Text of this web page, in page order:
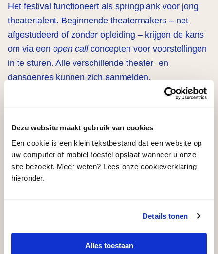
Deze website maakt gebruik van cookies
Een cookie is een klein tekstbestand dat een website op
uw computer of mobiel toestel opslaat wanneer u onze
site bezoekt. Meer weten? Lees onze cookieverklaring
hieronder.
Details tonen
Alles toestaan
Het festival functioneert als springplank voor jong
theatertalent. Beginnende theatermakers – net
afgestudeerd of zonder opleiding – krijgen de kans
om via een open callconcepten voor voorstellingen
in te sturen. Alle verschillende theater- en
dansgenres kunnen zich aanmelden.
Naast het spelen van de voorstelling krijgen de
makers ook coaching op het gebied van marketing,
Arnhem en Rotterdam kunnen de jonge makers
bovendien op meer plekken spelen, zodoende meer
vlieguren maken en meer potentieel nieuw publiek